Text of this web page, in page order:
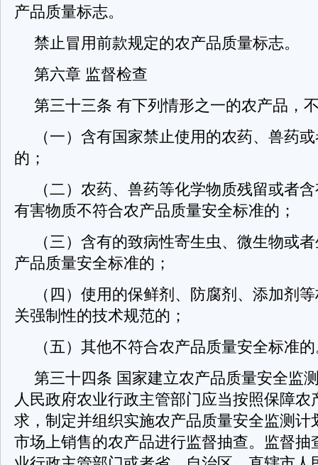
产品质量标志。
禁止冒用前款规定的农产品质量标志。
第六章 监督检查
第三十三条 有下列情形之一的农产品，
（一）含有国家禁止使用的农药、兽药
的；
（二）农药、兽药等化学物质残留或者
有害物质不符合农产品质量安全标准的；
（三）含有的致病性寄生虫、微生物或
产品质量安全标准的；
（四）使用的保鲜剂、防腐剂、添加剂
关强制性的技术规范的；
（五）其他不符合农产品质量安全标准
第三十四条 国家建立农产品质量安全监
人民政府农业行政主管部门应当按照保障农
求，制定并组织实施农产品质量安全监测计
市场上销售的农产品进行监督抽查。监督抽